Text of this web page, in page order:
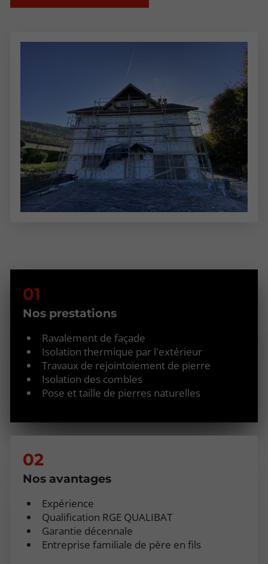
Nos prestations
Ravalement de façade
Isolation thermique par l'extérieur
Travaux de rejointoiement de pierre
Isolation des combles
Pose et taille de pierres naturelles
Nos avantages
Expérience
Qualification RGE QUALIBAT
Garantie décennale
Entreprise familiale de père en fils